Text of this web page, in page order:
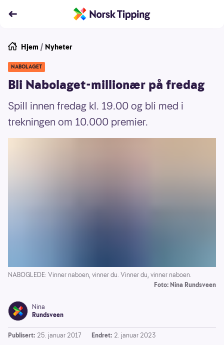
Hjem / Nyheter
NABOLAGET
Bli Nabolaget-millionær på fredag
Spill innen fredag kl. 19.00 og bli med i
trekningen om 10.000 premier.
NABOGLEDE: Vinner naboen, vinner du. Vinner du, vinner naboen.
Foto: Nina Rundsveen
Nina
Rundsveen
Publisert: 25. januar 2017 Endret: 2. januar 2023